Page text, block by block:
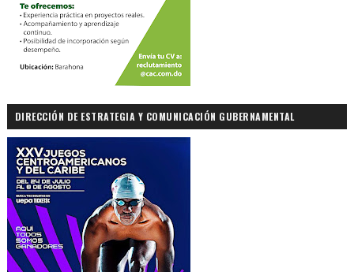
DIRECCIÓN DE ESTRATEGIA Y COMUNICACIÓN GUBERNAMENTAL